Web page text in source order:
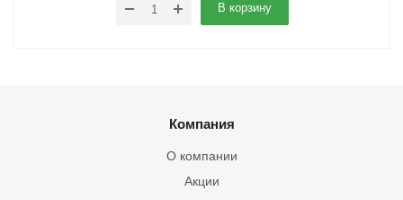
В корзину
Компания
О компании
Акции